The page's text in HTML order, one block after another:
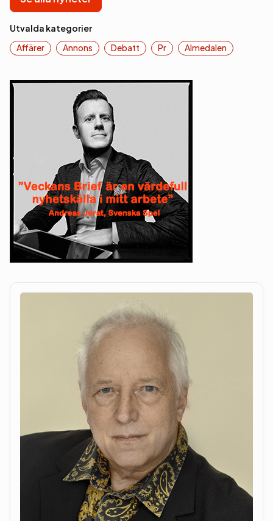
Utvalda kategorier
Affärer
Annons Debatt Pr Almedalen